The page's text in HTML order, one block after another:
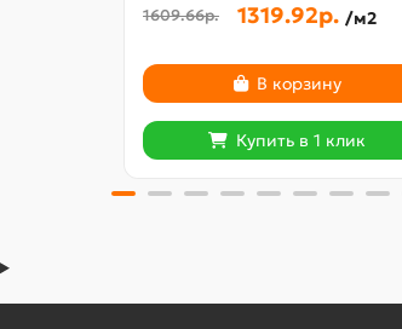
1609.66р. 1319.92р. /м2
В корзину
Купить в 1 клик